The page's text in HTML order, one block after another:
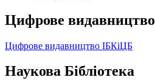
Цифрове видавництво
Цифрове видавництво ІБКіЦБ
Наукова Бібліотека